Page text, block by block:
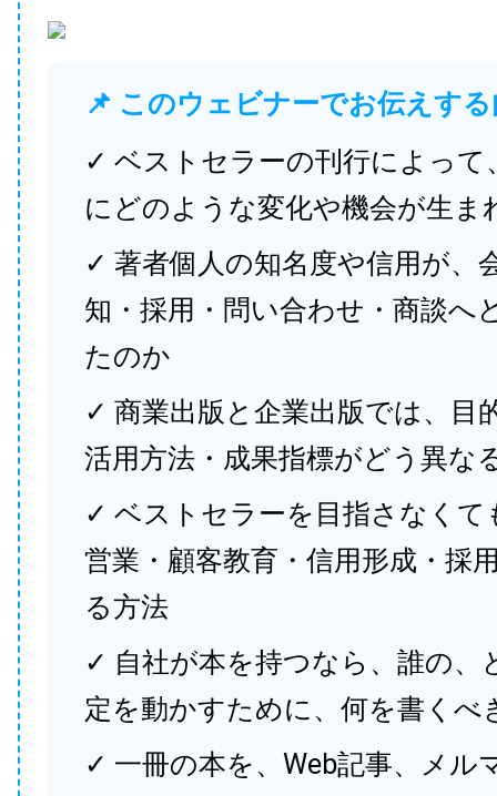
📌 このウェビナーでお伝えす
✓ ベストセラーの刊行によって
にどのような変化や機会が生ま
✓ 著者個人の知名度や信用が、
知・採用・問い合わせ・商談へ
たのか
✓ 商業出版と企業出版では、目
活用方法・成果指標がどう異な
✓ ベストセラーを目指さなくて
営業・顧客教育・信用形成・採
る方法
✓ 自社が本を持つなら、誰の、
定を動かすために、何を書くべ
✓ 一冊の本を、Web記事、メル